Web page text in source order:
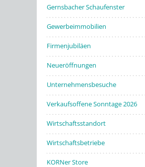
Gernsbacher Schaufenster
Gewerbeimmobilien
Firmenjubiläen
Neueröffnungen
Unternehmensbesuche
Verkaufsoffene Sonntage 2026
Wirtschaftsstandort
Wirtschaftsbetriebe
KORNer Store